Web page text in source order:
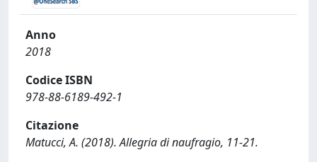
Anno
2018
Codice ISBN
978-88-6189-492-1
Citazione
Matucci, A. (2018). Allegria di naufragio, 11-21.